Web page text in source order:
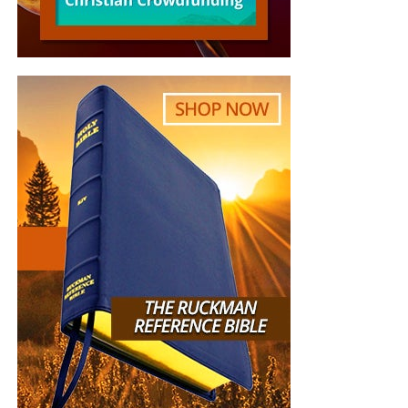
Maecenas dapibus euismod volutpat. Cum sociis natoque
penatibus et magnis dis parturient montes, nascetur
ridiculus mus. Curabitur ut dui augue. Morbi vel orci
tempor, posuere sem gravida, molestie libero.
Pellentesque habitant morbi tristique senectus et netus et
malesuada fames ac turpis egestas. Etiam fringilla erat
vel pretium congue. Morbi blandit quam leo, a rhoncus
libero tristique sed. Maecenas in augue malesuada,
imperdiet ante in, gravida turpis. In sed massa viverra,
finibus metus non, ullamcorper turpis. Vivamus sed
venenatis velit.